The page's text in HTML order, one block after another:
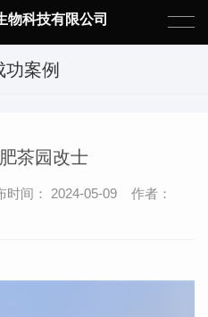
物科技有限公司
功案例
茶园改士
间： 2024-05-09 作者：